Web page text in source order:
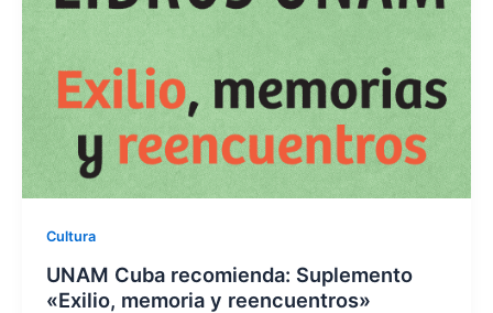
Cultura
UNAM Cuba recomienda: Suplemento
«Exilio, memoria y reencuentros»